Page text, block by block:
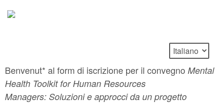
Benvenut* al form di iscrizione per il convegno Mental
Health Toolkit for Human Resources
Managers: Soluzioni e approcci da un progetto